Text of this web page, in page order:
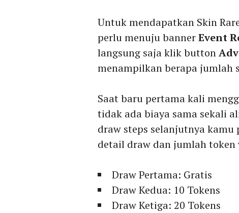
Untuk mendapatkan Skin
perlu menuju bannerEvent
langsung saja klik button
menampilkan berapa jumlah
Saat baru pertama kali
tidak ada biaya sama sekali
draw steps selanjutnya
detail draw dan jumlah
Draw Pertama: Gratis
Draw Kedua: 10 Tokens
Draw Ketiga: 20 Tokens